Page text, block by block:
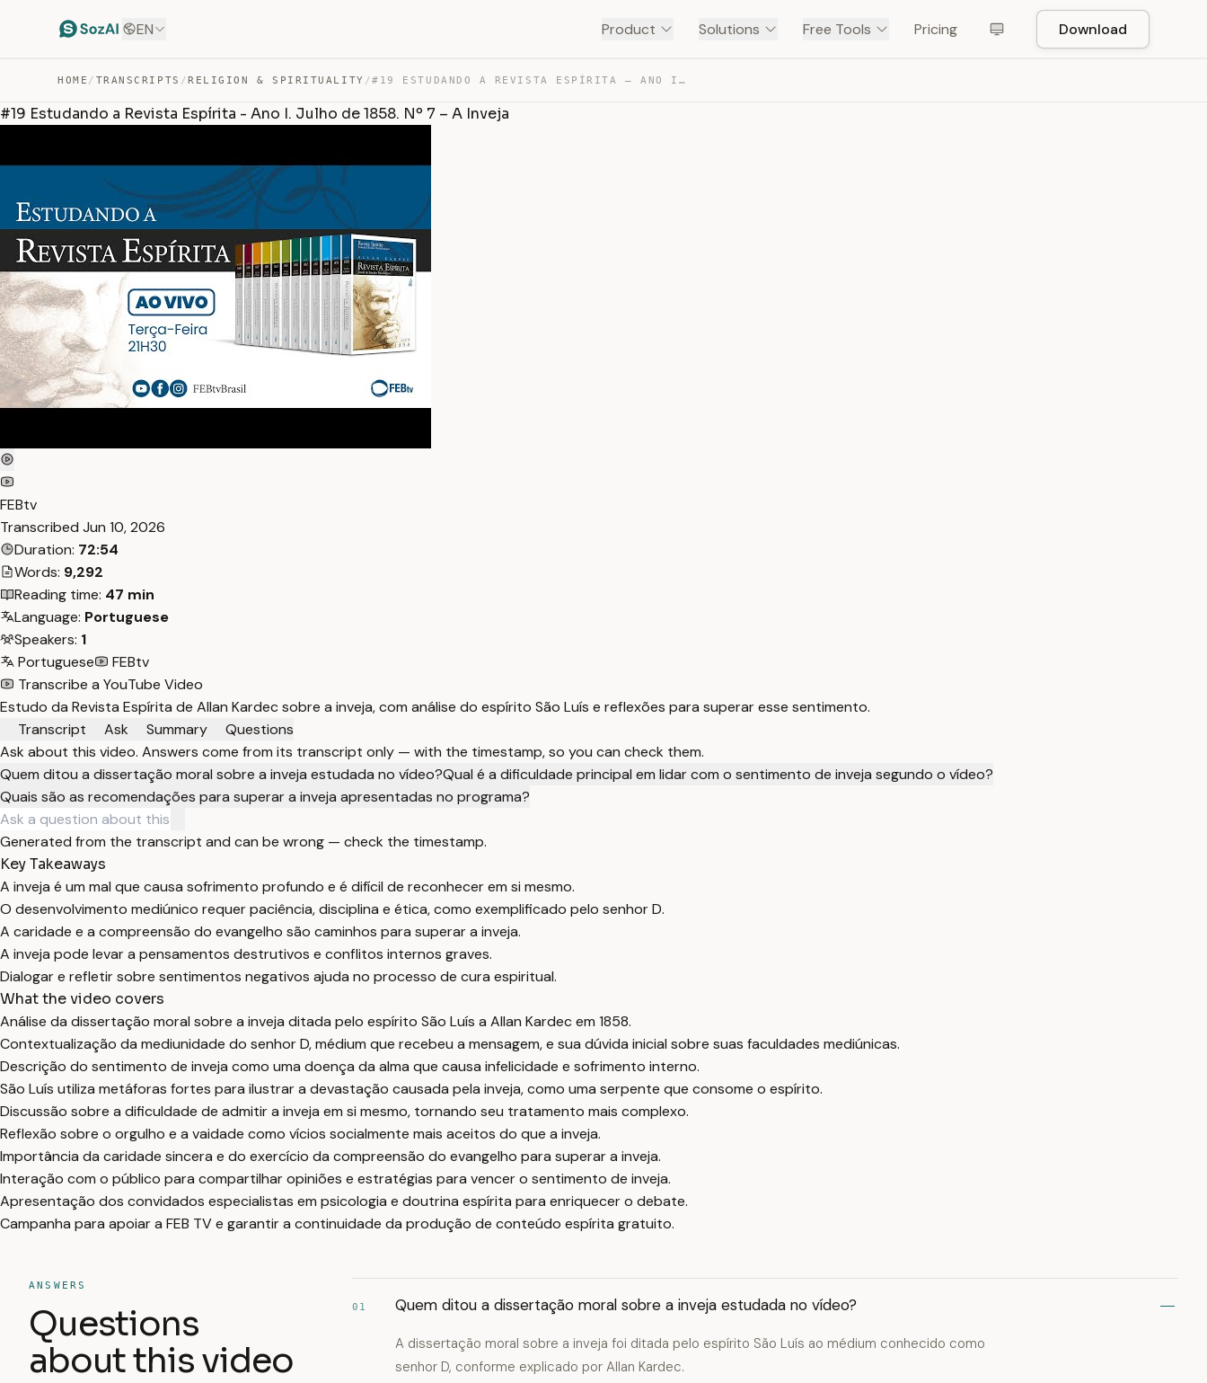
EN Product Solutions Free Tools Pricing Download
HOME / TRANSCRIPTS /RELIGION & SPIRITUALITY / #19 ESTUDANDO A REVISTA ESPÍRITA – ANO I. JULHO DE 1858… — TRANSCRIPT
#19 Estudando a Revista Espírita - Ano I. Julho de 1858. Nº 7 – A Inveja
FEBtv
Transcribed Jun 10, 2026
Duration: 72:54
Words: 9,292
Reading time: 47 min
Language: Portuguese
Speakers: 1
Portuguese
FEBtv
Transcribe a YouTube Video
Estudo da Revista Espírita de Allan Kardec sobre a inveja, com análise do espírito São Luís e reflexões para superar esse sentimento.
Transcript
Ask Summary
Questions
Ask about this video. Answers come from its transcript only — with the timestamp, so you can check them.
Quem ditou a dissertação moral sobre a inveja estudada no vídeo?Qual é a dificuldade principal em lidar com o sentimento de inveja segundo o vídeo?
Quais são as recomendações para superar a inveja apresentadas no programa?
Generated from the transcript and can be wrong — check the timestamp.
Key Takeaways
A inveja é um mal que causa sofrimento profundo e é difícil de reconhecer em si mesmo.
O desenvolvimento mediúnico requer paciência, disciplina e ética, como exemplificado pelo senhor D.
A caridade e a compreensão do evangelho são caminhos para superar a inveja.
A inveja pode levar a pensamentos destrutivos e conflitos internos graves.
Dialogar e refletir sobre sentimentos negativos ajuda no processo de cura espiritual.
What the video covers
Análise da dissertação moral sobre a inveja ditada pelo espírito São Luís a Allan Kardec em 1858.
Contextualização da mediunidade do senhor D, médium que recebeu a mensagem, e sua dúvida inicial sobre suas faculdades mediúnicas.
Descrição do sentimento de inveja como uma doença da alma que causa infelicidade e sofrimento interno.
São Luís utiliza metáforas fortes para ilustrar a devastação causada pela inveja, como uma serpente que consome o espírito.
Discussão sobre a dificuldade de admitir a inveja em si mesmo, tornando seu tratamento mais complexo.
Reflexão sobre o orgulho e a vaidade como vícios socialmente mais aceitos do que a inveja.
Importância da caridade sincera e do exercício da compreensão do evangelho para superar a inveja.
Interação com o público para compartilhar opiniões e estratégias para vencer o sentimento de inveja.
Apresentação dos convidados especialistas em psicologia e doutrina espírita para enriquecer o debate.
Campanha para apoiar a FEB TV e garantir a continuidade da produção de conteúdo espírita gratuito.
ANSWERS
Questions
about this video
01 Quem ditou a dissertação moral sobre a inveja estudada no vídeo?
A dissertação moral sobre a inveja foi ditada pelo espírito São Luís ao médium conhecido como
senhor D, conforme explicado por Allan Kardec.